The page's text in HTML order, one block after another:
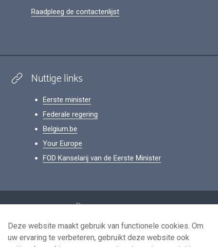
Raadpleeg de contactenlijst
Nuttige links
Eerste minister
Federale regering
Belgium.be
Your Europe
FOD Kanselarij van de Eerste Minister
Persoonsgegevens
Voorwaarden voor het hergebruik
Contacteer ons
Deze website maakt gebruik van functionele cookies. Om
uw ervaring te verbeteren, gebruikt deze website ook